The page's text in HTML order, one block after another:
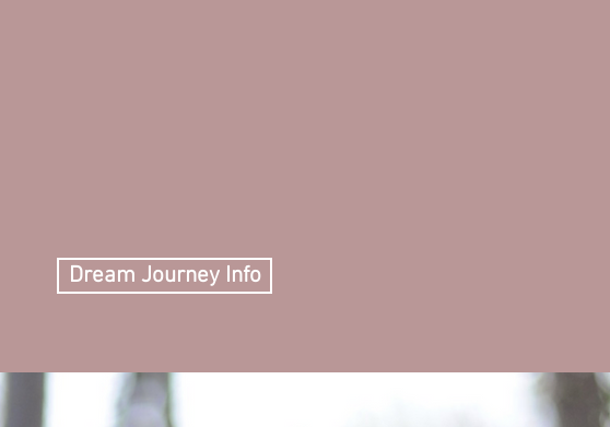
Dream Journey Info